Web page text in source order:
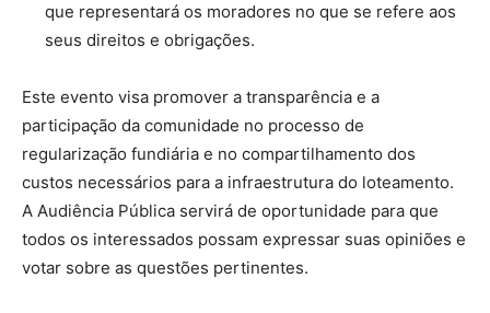
que representará os moradores no que se refere aos
seus direitos e obrigações.
Este evento visa promover a transparência e a
participação da comunidade no processo de
regularização fundiária e no compartilhamento dos
custos necessários para a infraestrutura do loteamento.
A Audiência Pública servirá de oportunidade para que
todos os interessados possam expressar suas opiniões e
votar sobre as questões pertinentes.